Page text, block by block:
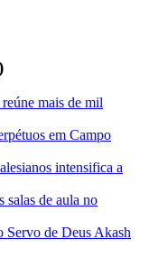
mais de mil
em Campo
intensifica a
salas de aula no
Servo de Deus Akash